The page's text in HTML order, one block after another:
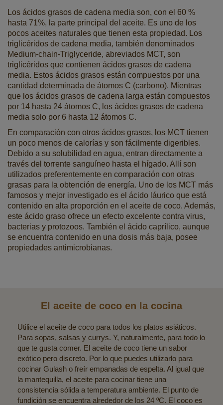
Los ácidos grasos de cadena media son, con el 60 %
hasta 71%, la parte principal del aceite. Es uno de los
pocos aceites naturales que tienen esta propiedad. Los
triglicéridos de cadena media, también denominados
Medium-chain-Triglyceride, abreviados MCT, son
triglicéridos que contienen ácidos grasos de cadena
media. Estos ácidos grasos están compuestos por una
cantidad determinada de átomos C (carbono). Mientras
que los ácidos grasos de cadena larga están compuestos
por 14 hasta 24 átomos C, los ácidos grasos de cadena
media solo por 6 hasta 12 átomos C.
En comparación con otros ácidos grasos, los MCT tienen
un poco menos de calorías y son fácilmente digeribles.
Debido a su solubilidad en agua, entran directamente a
través del torrente sanguíneo hasta el hígado. Allí son
utilizados preferentemente en comparación con otras
grasas para la obtención de energía. Uno de los MCT más
famosos y mejor investigado es el ácido láurico que está
contenido en alta proporción en el aceite de coco. Además,
este ácido graso ofrece un efecto excelente contra virus,
bacterias y protozoos. También el ácido caprílico, aunque
se encuentra contenido en una dosis más baja, posee
propiedades antimicrobianas.
El aceite de coco en la cocina
Utilice el aceite de coco para todos los platos asiáticos.
Para sopas, salsas y currys. Y, naturalmente, para todo lo
que te gusta comer. El aceite de coco tiene un sabor
exótico pero discreto. Por lo que puedes utilizarlo para
cocinar Gulash o freír empanadas de espelta. Al igual que
la mantequilla, el aceite para cocinar tiene una
consistencia sólida a temperatura ambiente. El punto de
fundición se encuentra alrededor de los 24 ºC. El coco es